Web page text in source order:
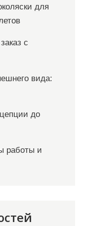
для
с
вида:
до
работы и